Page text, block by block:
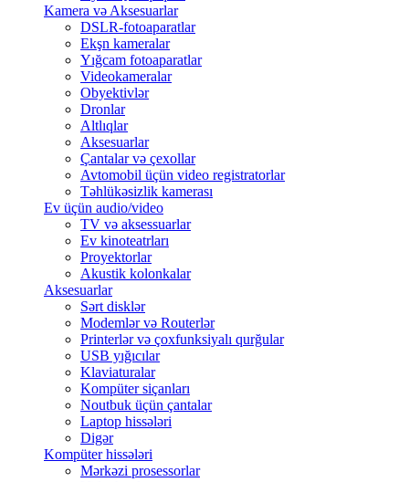
Kamera və Aksesuarlar
DSLR-fotoaparatlar
Ekşn kameralar
Yığcam fotoaparatlar
Videokameralar
Obyektivlər
Dronlar
Altlıqlar
Aksesuarlar
Çantalar və çexollar
Avtomobil üçün video registratorlar
Təhlükəsizlik kamerası
Ev üçün audio/video
TV və aksessuarlar
Ev kinoteatrları
Proyektorlar
Akustik kolonkalar
Aksesuarlar
Sərt disklər
Modemlər və Routerlər
Printerlər və çoxfunksiyalı qurğular
USB yığıcılar
Klaviaturalar
Kompüter siçanları
Noutbuk üçün çantalar
Laptop hissələri
Digər
Kompüter hissələri
Mərkəzi prosessorlar